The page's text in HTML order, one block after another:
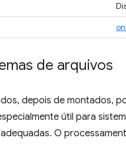
de arquivos
depois de montados,
útil para
O